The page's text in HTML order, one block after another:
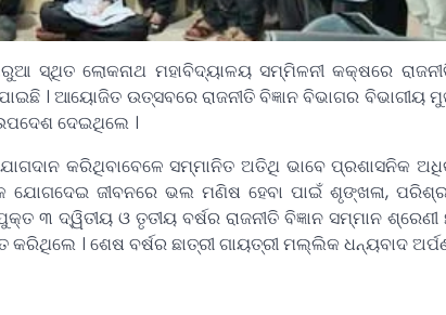
ଲୋକନାଥ ମହାବିଦ୍ୟାଳୟ ସମ୍ମିଳନୀ କକ୍ଷରେ
। ଆୟୋଜିତ ଉତ୍ସବରେ ରାଜନୀତି ବିଜ୍ଞାନ ବିଭାଗର ବିଭାଗୀୟ
ଦେଇଥିଲେ ।
କରିଥିବାବେଳେ ସମ୍ମାନିତ ଅତିଥି ଭାବେ ପ୍ରଶାସନିକ
ଯୋଗଦେଇ ଜୀବନରେ ଭଲ ମଣିଷ ହେବା ପାଇଁ ଶୃଙ୍ଖଳା,
ଦ୍ୱିତୀୟ ଓ ତୃତୀୟ ବର୍ଷର ରାଜନୀତି ବିଜ୍ଞାନ ସମ୍ମାନ ଶ୍ରେଣୀ
। ଶେଷ ବର୍ଷର ଛାତ୍ରୀ ଗାୟତ୍ରୀ ମଲ୍ଲିକ ଧନ୍ୟବାଦ